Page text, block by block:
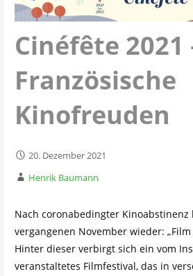
Cinéfête
Französische
Kinofreuden
20. Dezember 2021
Henrik Baumann
Nach coronabedingter Kinoabstinenz
vergangenen November wieder:
Hinter dieser verbirgt sich ein vom
veranstaltetes Filmfestival, das in